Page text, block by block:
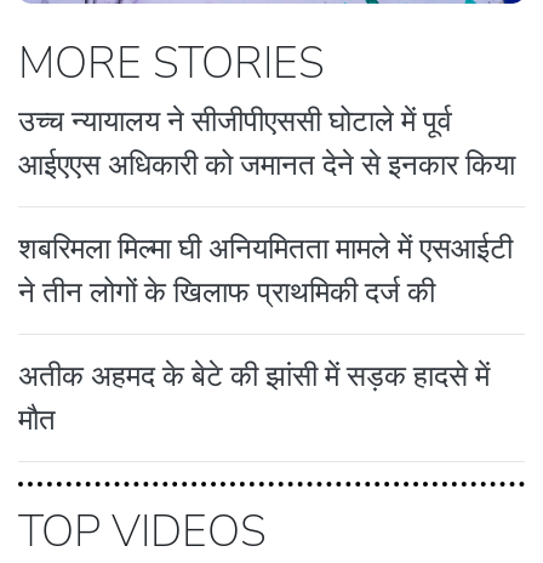
MORE STORIES
उच्च न्यायालय ने सीजीपीएससी घोटाले में पूर्व
आईएएस अधिकारी को जमानत देने से इनकार किया
शबरिमला मिल्मा घी अनियमितता मामले में एसआईटी
ने तीन लोगों के खिलाफ प्राथमिकी दर्ज की
अतीक अहमद के बेटे की झांसी में सड़क हादसे में
मौत
TOP VIDEOS